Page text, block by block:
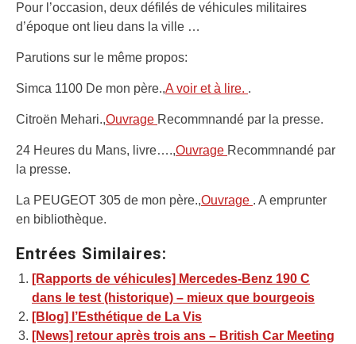
Pour l’occasion, deux défilés de véhicules militaires
d’époque ont lieu dans la ville …
Parutions sur le même propos:
Simca 1100 De mon père.,A voir et à lire. .
Citroën Mehari.,Ouvrage Recommnandé par la presse.
24 Heures du Mans, livre….,Ouvrage Recommnandé par
la presse.
La PEUGEOT 305 de mon père.,Ouvrage . A emprunter
en bibliothèque.
Entrées Similaires:
[Rapports de véhicules] Mercedes-Benz 190 C
dans le test (historique) – mieux que bourgeois
[Blog] l’Esthétique de La Vis
[News] retour après trois ans – British Car Meeting